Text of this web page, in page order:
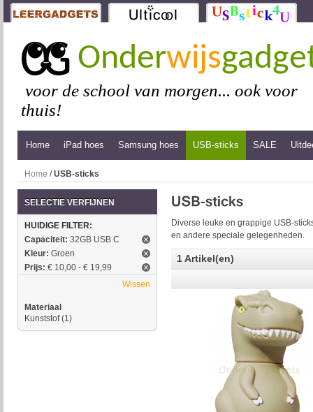
Onderwijs
voor de school van morgen... ook voor
thuis!
Home iPad hoes Samsung hoes USB-sticks SALE
Home /USB-sticks
Diverse leuke en grappige USB-
en andere speciale gelegenheden.
1 Artikel(en)
SELECTIE VERFIJNEN
HUIDIGE FILTER:
Capaciteit: 32GB USB C
Kleur: Groen
Prijs: € 10,00 - € 19,99
Wissen
Materiaal
Kunststof(1)